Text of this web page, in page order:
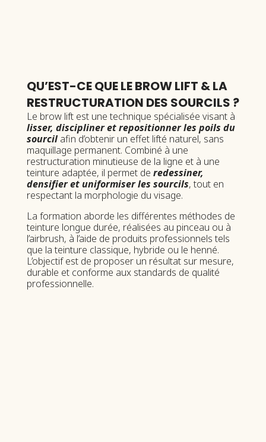
QU’EST-CE QUE LE BROW LIFT & LA
RESTRUCTURATION DES SOURCILS ?
Le brow lift est une technique spécialisée visant à
lisser, discipliner et repositionnerles poils du
sourcil afin d’obtenir un effet lifté naturel, sans
maquillage permanent. Combiné à une
restructuration minutieuse de la ligne et à une
teinture adaptée, il permet de redessiner,
densifier et uniformiser les sourcils, tout en
respectant la morphologie du visage.
La formation aborde les différentes méthodes de
teinture longue durée, réalisées au pinceau ou à
l’airbrush, à l’aide de produits professionnels tels
que la teinture classique, hybride ou le henné.
L’objectif est de proposer un résultat sur mesure,
durable et conforme aux standards de qualité
professionnelle.